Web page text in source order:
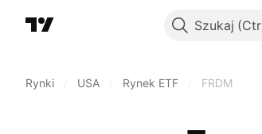
Szukaj
Rynki USA Rynek ETF FRDM